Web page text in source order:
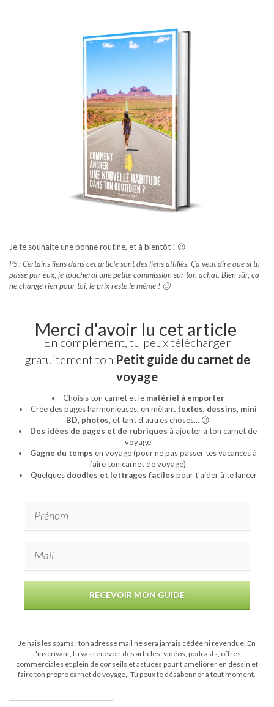
Je te souhaite une bonne routine, et à bientôt ! 😉
PS : Certains liens dans cet article sont des liens affiliés. Ça veut dire que si tu
passe par eux, je toucherai une petite commission sur ton achat. Bien sûr, ça
ne change rien pour toi, le prix reste le même ! 🙂
Merci d'avoir lu cet article
En complément, tu peux télécharger
gratuitement ton Petit guide du carnet de
voyage
Choisis ton carnet et le matériel à emporter
Crée des pages harmonieuses, en mêlant textes, dessins, mini
BD, photos, et tant d'autres choses... 😉
Des idées de pages et de rubriques à ajouter à ton carnet de
voyage
Gagne du temps en voyage (pour ne pas passer tes vacances à
faire ton carnet de voyage)
Quelques doodles et lettrages faciles pour t'aider à te lancer
RECEVOIR MON GUIDE
Je hais les spams : ton adresse mail ne sera jamais cédée ni revendue. En
t'inscrivant, tu vas recevoir des articles, vidéos, podcasts, offres
commerciales et plein de conseils et astuces pour t'améliorer en dessin et
faire ton propre carnet de voyage,. Tu peux te désabonner à tout moment.